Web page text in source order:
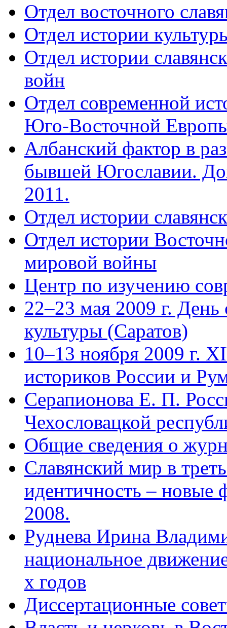
Отдел восточного
Отдел истории
Отдел истории
войн
Отдел современной
Юго-Восточной
Албанский фактор в
бывшей Югославии.
2011.
Отдел истории
Отдел истории
мировой войны
Центр по изучению
22–23 мая 2009 г. День
культуры (Саратов)
10–13 ноября 2009 г.
историков России и
Серапионова Е. П.
Чехословацкой
Общие сведения о
Славянский мир в
идентичность – новые
2008.
Руднева Ирина
национальное
х годов
Диссертационные